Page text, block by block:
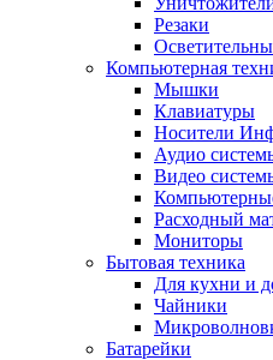
Резаки
Компьютерная
Мышки
Клавиатуры
Носители
Аудио
Видео
Расходный
Мониторы
Бытовая техника
Для кухни и
Чайники
Батарейки